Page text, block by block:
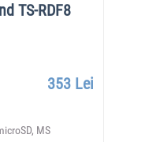
TS-RDF8
353 Lei
MS